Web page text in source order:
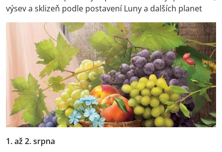
výsev a sklizeň podle postavení Luny a dalších planet
1. až 2. srpna